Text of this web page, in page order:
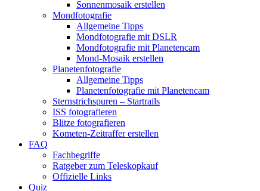
Sonnenmosaik erstellen
Mondfotografie
Allgemeine Tipps
Mondfotografie mit DSLR
Mondfotografie mit Planetencam
Mond-Mosaik erstellen
Planetenfotografie
Allgemeine Tipps
Planetenfotografie mit Planetencam
Sternstrichspuren – Startrails
ISS fotografieren
Blitze fotografieren
Kometen-Zeitraffer erstellen
FAQ
Fachbegriffe
Ratgeber zum Teleskopkauf
Offizielle Links
Quiz